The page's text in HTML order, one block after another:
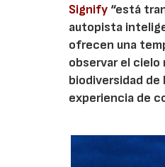
Signify “está
autopista
ofrecen una
observar el cielo
biodiversidad de
experiencia de